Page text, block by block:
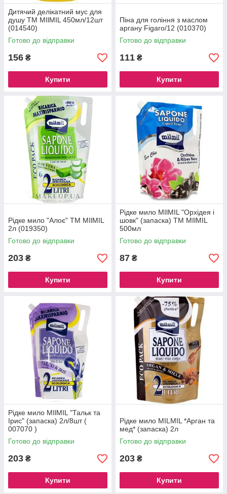
Дитячий делікатний мус для
душу ТМ MIlMIL 450мл/12шт
(014540)
Готово до відправки
156 ₴
Купити
Піна для гоління з маслом
аргану Figaro/12 (010370)
Готово до відправки
111 ₴
Купити
Рідке мило "Алоє" ТМ MIlMIL
2л (019350)
Готово до відправки
203 ₴
Купити
Рідке мило MIlMIL "Орхідея і
шовк" (запаска) ТМ MIlMIL
500мл
Готово до відправки
87 ₴
Купити
Рідке мило MIlMIL "Тальк та
Ірис" (запаска) 2л/8шт (
007070 )
Готово до відправки
203 ₴
Купити
Рідке мило MILMIL *Арган та
мед* (запаска) 2л
Готово до відправки
203 ₴
Купити